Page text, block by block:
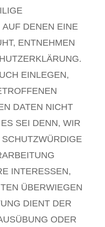
DENEN EINE
ENTNEHMEN
EINLEGEN,
DATEN NICHT
SEI DENN, WIR
INTERESSEN,
ÜBERWIEGEN
DIENT DER
ODER